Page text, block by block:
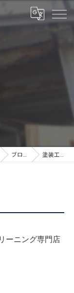
ブログ 塗装工事
ーニング専門店